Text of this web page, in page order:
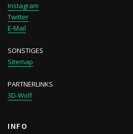
Instagram
Twitter
E-Mail
SONSTIGES
Sitemap
PARTNERLINKS
3D-Wolf
INFO